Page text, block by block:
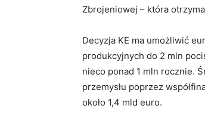
Zbrojeniowej – która
Decyzja KE ma umożliwić
produkcyjnych do 2 mln
nieco ponad 1 mln rocznie.
przemysłu poprzez
około 1,4 mld euro.